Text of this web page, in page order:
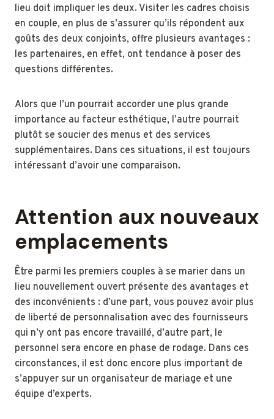
lieu doit impliquer les deux. Visiter les cadres choisis
en couple, en plus de s’assurer qu’ils répondent aux
goûts des deux conjoints, offre plusieurs avantages :
les partenaires, en effet, ont tendance à poser des
questions différentes.
Alors que l’un pourrait accorder une plus grande
importance au facteur esthétique, l’autre pourrait
plutôt se soucier des menus et des services
supplémentaires. Dans ces situations, il est toujours
intéressant d’avoir une comparaison.
Attention aux nouveaux
emplacements
Être parmi les premiers couples à se marier dans un
lieu nouvellement ouvert présente des avantages et
des inconvénients : d’une part, vous pouvez avoir plus
de liberté de personnalisation avec des fournisseurs
qui n’y ont pas encore travaillé, d’autre part, le
personnel sera encore en phase de rodage. Dans ces
circonstances, il est donc encore plus important de
s’appuyer sur un organisateur de mariage et une
équipe d’experts.